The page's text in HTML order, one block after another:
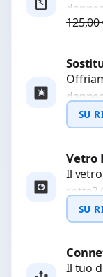
125,00
SU
Vetro
Il
rotto?
mesi....
SU
Il tuo